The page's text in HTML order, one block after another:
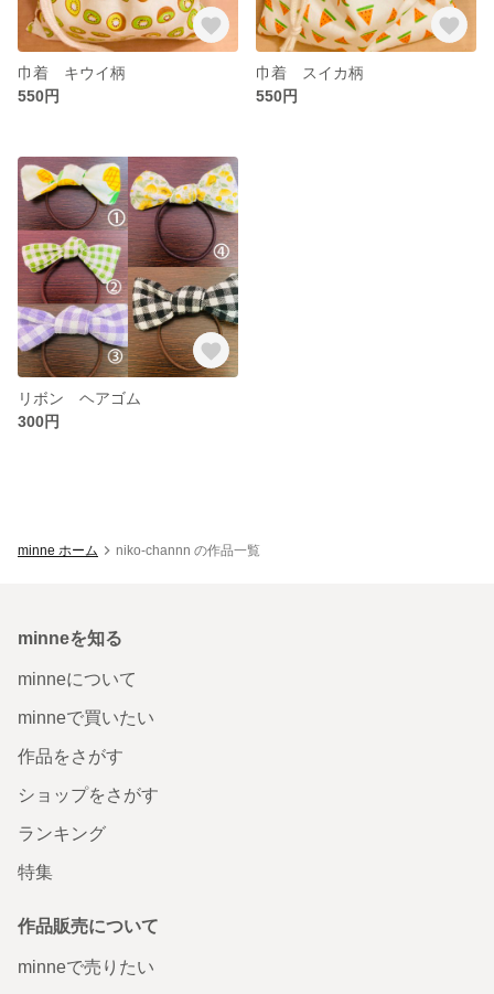
巾着 キウイ柄
550円
巾着 スイカ柄
550円
リボン ヘアゴム
300円
minne ホーム niko-channn の作品一覧
minneを知る
minneについて
minneで買いたい
作品をさがす
ショップをさがす
ランキング
特集
作品販売について
minneで売りたい